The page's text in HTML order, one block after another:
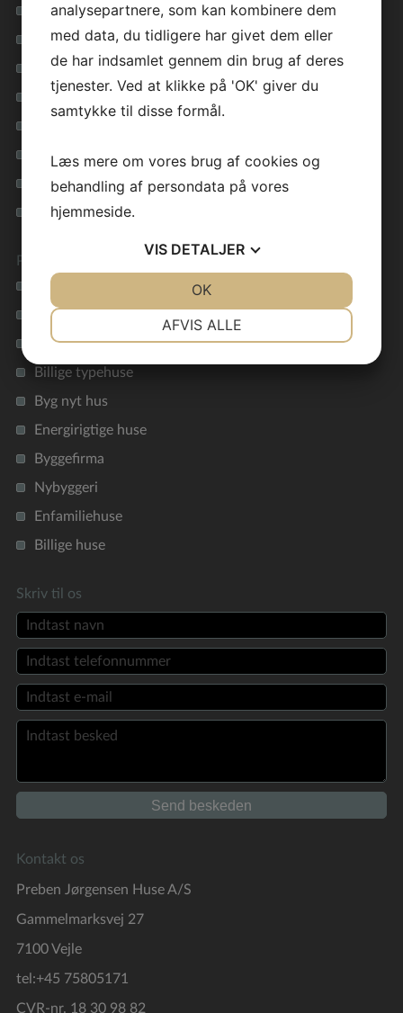
Se alle vores hustyper
Materialevalg i høj kvalitet
Tryghed i hele forløbet
Lavenergihuse for miljøet
Inspirationsfolder
Privatlivspolitik
Cookie vejledning
Preben Jørgensen Huse
Nøglefærdigt hus
Funkishus
Billige typehuse
Byg nyt hus
Energirigtige huse
Byggefirma
Nybyggeri
Enfamiliehuse
Billige huse
Skriv til os
Kontakt os
Preben Jørgensen Huse A/S
Gammelmarksvej 27
7100 Vejle
tel:+45 75805171
CVR-nr. 18 30 98 82
analysepartnere, som kan kombinere dem
med data, du tidligere har givet dem eller
de har indsamlet gennem din brug af deres
tjenester. Ved at klikke på 'OK' giver du
samtykke til disse formål.
Læs mere om vores brug af cookies og
behandling af persondata på vores
hjemmeside.
VIS DETALJER
MARKETING
AFVIS ALLE
OK